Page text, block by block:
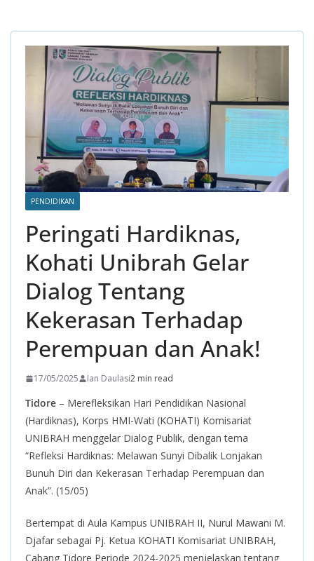
PENDIDIKAN
Peringati Hardiknas,
Kohati Unibrah Gelar
Dialog Tentang
Kekerasan Terhadap
Perempuan dan Anak!
17/05/2025 Ian Daulasi2 min read
Tidore – Merefleksikan Hari Pendidikan Nasional
(Hardiknas), Korps HMI-Wati (KOHATI) Komisariat
UNIBRAH menggelar Dialog Publik, dengan tema
“Refleksi Hardiknas: Melawan Sunyi Dibalik Lonjakan
Bunuh Diri dan Kekerasan Terhadap Perempuan dan
Anak”. (15/05)
Bertempat di Aula Kampus UNIBRAH II, Nurul Mawani M.
Djafar sebagai Pj. Ketua KOHATI Komisariat UNIBRAH,
Cabang Tidore Periode 2024-2025 menjelaskan tentang